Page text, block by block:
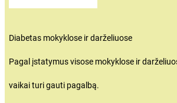
Diabetas mokyklose ir darželiuose
Pagal įstatymus visose mokyklose ir
vaikai turi gauti pagalbą.